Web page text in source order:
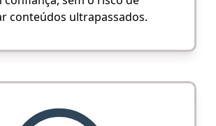
conteúdos ultrapassados.